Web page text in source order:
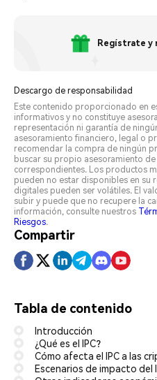
Regístrate y
Descargo de responsabilidad
Este contenido proporcionado en
informativos y no constituye
representación ni garantía de
asesoramiento financiero, legal o
recomendar la compra de ningún
buscar su propio asesoramiento
correspondientes. Los productos
pueden no estar disponibles en su
digitales pueden ser volátiles. El
subir y puede que no recupere la
información, consulte nuestros
Riesgos.
Compartir
Tabla de contenido
Introducción
¿Qué es el IPC?
Cómo afecta el IPC a las
Escenarios de impacto del